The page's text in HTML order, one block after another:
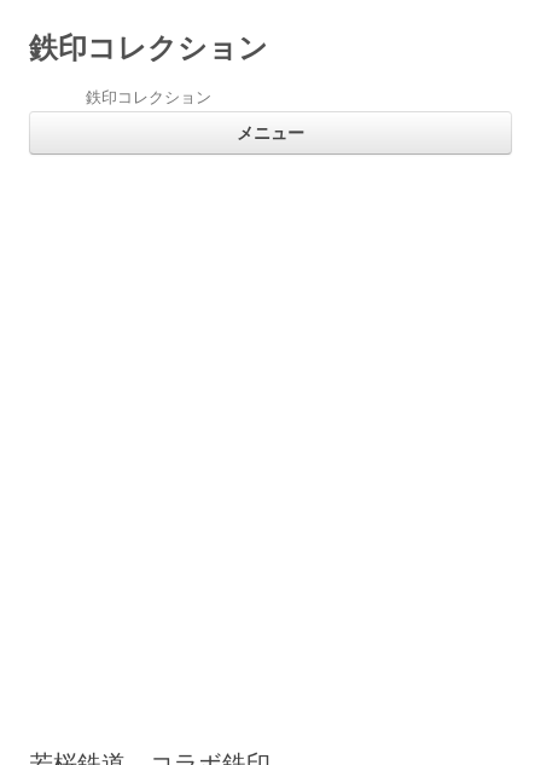
鉄印コレクション
鉄印コレクション
メニュー